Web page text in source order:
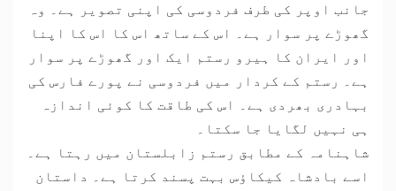
جانب اوپر کی طرف فردوسی کی اپنی تصویر ہے۔ وہ
گھوڑے پر سوار ہے۔ اس کے ساتھ اس کا اس کا اپنا
اور ایران کا ہیرو رستم ایک اور گھوڑے پر سوار
ہے۔ رستم کے کردار میں فردوسی نے پورے فارس کی
بہادری بھردی ہے۔ اس کی طاقت کا کوئی اندازہ
ہی نہیں لگایا جا سکتا۔
شاہنامہ کے مطابق رستم زابلستان میں رہتا ہے۔
اسے بادشاہ کیکاؤس بہت پسند کرتا ہے۔ داستان